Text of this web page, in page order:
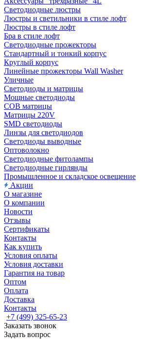
Светодиодные люстры
Люстры и светильники в стиле лофт
Люстры в стиле лофт
Бра в стиле лофт
Светодиодные прожекторы
Стандартный и тонкий корпус
Круглый корпус
Линейные прожекторы Wall Washer
Уличные
Светодиоды и матрицы
Мощные светодиоды
COB матрицы
Матрицы 220V
SMD светодиоды
Линзы для светодиодов
Светодиоды выводные
Оптоволокно
Светодиодные фитолампы
Светодиодные гирлянды
Промышленное и складское освещение
Акции
О магазине
О компании
Новости
Отзывы
Сертификаты
Контакты
Как купить
Условия оплаты
Условия доставки
Гарантия на товар
Оптом
Оплата
Доставка
Контакты
+7 (499) 325-65-23
Заказать звонок
Задать вопрос